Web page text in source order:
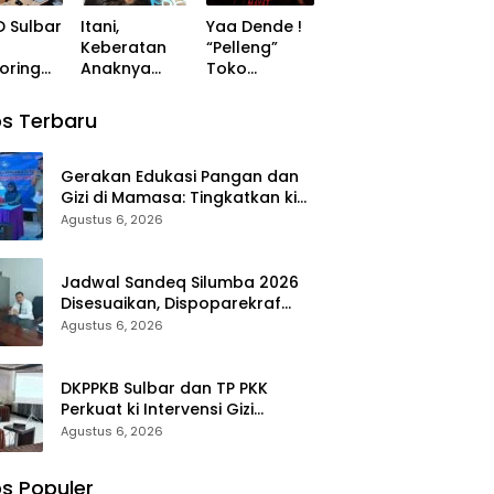
Persiapan
Tetap
Dimatangka
n
Wujudkan
Generasi
Sulbar Maju
dan
Sulbar
I
dan
Itani,
Keberatan
Anaknya
Mengenai
Mesjid,
Orang Tua
Korban
Yaa Dende !
“Pelleng”
Toko
Terbaru
Gerakan Edukasi Pangan dan
Gizi di Mamasa: Tingkatkan ki
Pengetahuan dan
Agustus 6, 2026
Jadwal Sandeq Silumba 2026
Disesuaikan, Dispoparekraf
Sulbar Pastikan ki Persiapan
Agustus 6, 2026
DKPPKB Sulbar dan TP PKK
Perkuat ki Intervensi Gizi
Terpadu di Mamasa, Wujudkan
Agustus 6, 2026
Populer